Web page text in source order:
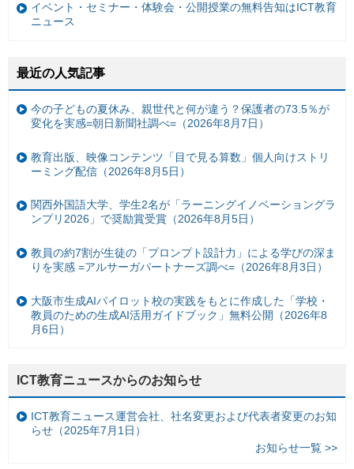
イベント・セミナー・体験会・公開授業の無料告知はICT教育
ニュース
最近の人気記事
今の子どもの夏休み、親世代と何が違う？保護者の73.5％が
変化を実感=朝日新聞社調べ=（2026年8月7日）
教育出版、映像コンテンツ「目で見る算数」個人向けストリ
ーミング配信（2026年8月5日）
関西外国語大学、学生2名が「ラーニングイノベーショングラ
ンプリ2026」で奨励賞受賞（2026年8月5日）
教員の約7割が生徒の「プロンプト設計力」による学びの深ま
りを実感 =アルサーガパートナーズ調べ=（2026年8月3日）
大阪市生成AIパイロット校の実践をもとに作成した「学校・
教員のための生成AI活用ガイドブック」無料公開（2026年8
月6日）
ICT教育ニュースからのお知らせ
ICT教育ニュース運営会社、社名変更および代表者変更のお知
らせ（2025年7月1日）
お知らせ一覧 >>